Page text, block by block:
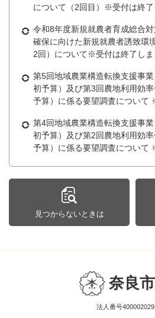
について（2回目）※受付は終
令和8年度新規就農者育成総合
確保に向けた新規就農者誘致環
2回）について※受付は終了し
第5回地域農業構造転換支援事
初予算）及び第3回農地利用効
予算）に係る要望調査につい
第4回地域農業構造転換支援事
初予算）及び第2回農地利用効
予算）に係る要望調査につい
見つからないときは
奈良
法人番号